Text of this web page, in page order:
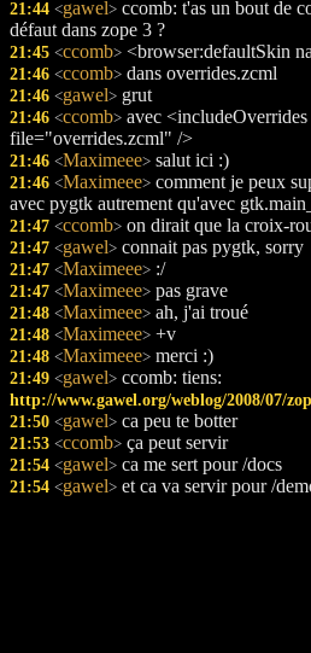
21:44 <gawel> ccomb: t'as un bout de
défaut dans zope 3 ?
21:45 <ccomb> <browser:defaultSkin
21:46 <ccomb> dans overrides.zcml
21:46 <gawel> grut
21:46 <ccomb> avec
file="overrides.zcml" />
21:46 <Maximeee> salut ici :)
21:46 <Maximeee> comment je peux
avec pygtk autrement qu'avec
21:47 <ccomb> on dirait que la croix-
21:47 <gawel> connait pas pygtk, sorry
21:47 <Maximeee> :/
21:47 <Maximeee> pas grave
21:48 <Maximeee> ah, j'ai troué
21:48 <Maximeee> +v
21:48 <Maximeee> merci :)
21:49 <gawel> ccomb: tiens:
http://www.gawel.org/weblog/2008/07/
21:50 <gawel> ca peu te botter
21:53 <ccomb> ça peut servir
21:54 <gawel> ca me sert pour /docs
21:54 <gawel> et ca va servir pour /